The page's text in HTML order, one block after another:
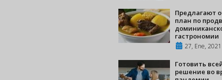
Предлагают
план по
гастрономии
27, Ene, 2021
Готовить
решение во